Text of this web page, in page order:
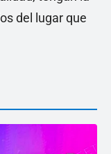
del lugar que